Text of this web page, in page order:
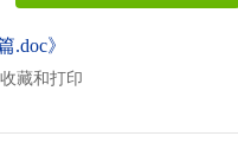
.doc》
藏和打印